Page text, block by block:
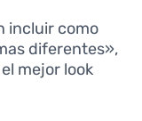
incluir como
diferentes»,
mejor look